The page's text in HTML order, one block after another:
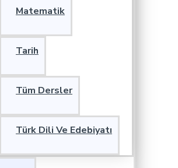
Matematik
Tarih
Tüm Dersler
Türk Dili Ve Edebiyatı